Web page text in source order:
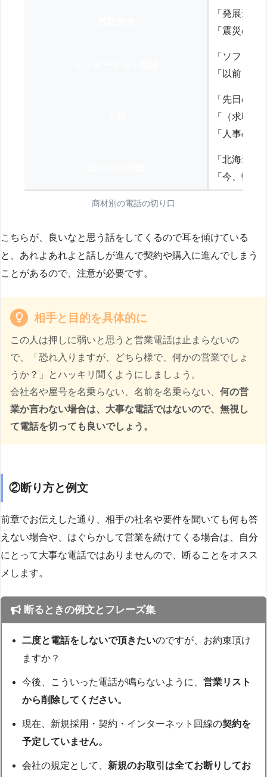
「発展途
「震災の
「ソフト
「以前、
「先日の
「（求職
「人事の方
「北海道
「今、弊
商材別の電話の切り口
こちらが、良いなと思う話をしてくるので耳を傾けている
と、あれよあれよと話しが進んで契約や購入に進んでしまう
ことがあるので、注意が必要です。
相手と目的を具体的に
この人は押しに弱いと思うと営業電話は止まらないの
で、「恐れ入りますが、どちら様で、何かの営業でしょ
うか？」とハッキリ聞くようにしましょう。
会社名や屋号を名乗らない、名前を名乗らない、 何の営
業か言わない場合は、大事な電話ではないので、無視し
て電話を切っても良いでしょう。
②断り方と例文
前章でお伝えした通り、相手の社名や要件を聞いても何も答
えない場合や、はぐらかして営業を続けてくる場合は、自分
にとって大事な電話ではありませんので、断ることをオスス
メします。
断るときの例文とフレーズ集
二度と電話をしないで頂きたいのですが、お約束頂け
ますか？
今後、こういった電話が鳴らないように、営業リスト
から削除してください。
現在、新規採用・契約・インターネット回線の契約を
予定していません。
会社の規定として、 新規のお取引は全てお断りしてお